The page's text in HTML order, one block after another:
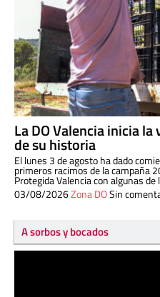
La DO Valencia inicia
de su historia
El lunes 3 de agosto ha dado
primeros racimos de la campaña
Protegida Valencia con algunas
03/08/2026Zona DOSin
A sorbos y bocados